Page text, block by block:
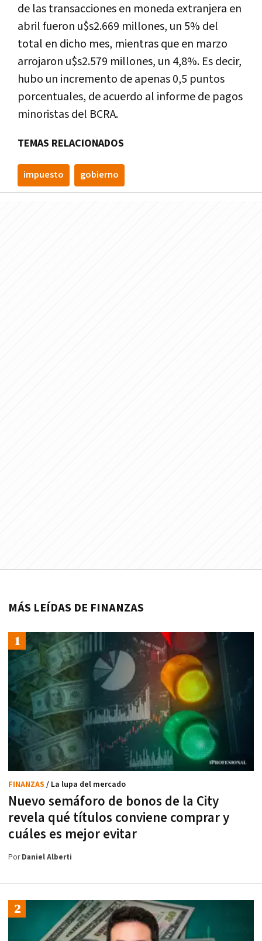
de las transacciones en moneda extranjera en
abril fueron u$s2.669 millones, un 5% del
total en dicho mes, mientras que en marzo
arrojaron u$s2.579 millones, un 4,8%. Es decir,
hubo un incremento de apenas 0,5 puntos
porcentuales, de acuerdo al informe de pagos
minoristas del BCRA.
TEMAS RELACIONADOS
impuesto gobierno
MÁS LEÍDAS DE FINANZAS
Nuevo semáforo de bonos de la City
revela qué títulos conviene comprar y
cuáles es mejor evitar
FINANZAS / La lupa del mercado
PorDaniel Alberti